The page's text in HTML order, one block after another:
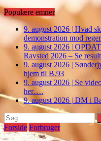
Populære emner
9. august 2026 | Hvad
demonstration mod
9. august 2026 |
Ravsted 2026 – Se
9. august 2026 |
hjem til B.93
9. august 2026 | Se
her….
9. august 2026 | DM i
Søg
efter:
Forside Forbruger